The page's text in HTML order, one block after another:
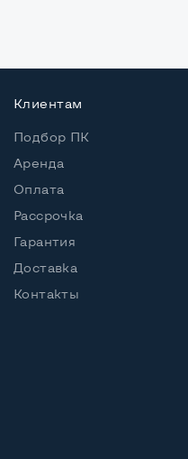
Клиентам
Подбор ПК
Аренда
Оплата
Рассрочка
Гарантия
Доставка
Контакты